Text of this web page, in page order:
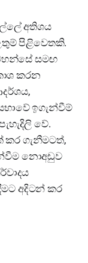
අතිශය
පිළිවෙතකි.
සමඟ
කරන
ඉගැන්වීම්
වේ.
කර ගැනීමටත්,
නොඅඩුව
අදිටන් කර